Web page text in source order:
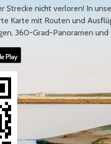
Strecke nicht verloren! In
Karte mit Routen und
360-Grad-Panoramen und